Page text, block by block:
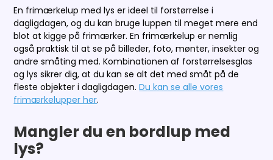
En frimærkelup med lys er ideel til forstørrelse i
dagligdagen, og du kan bruge luppen til meget mere end
blot at kigge på frimærker. En frimærkelup er nemlig
også praktisk til at se på billeder, foto, mønter, insekter og
andre småting med. Kombinationen af forstørrelsesglas
og lys sikrer dig, at du kan se alt det med småt på de
fleste objekter i dagligdagen. Du kan se alle vores
frimærkelupper her.
Mangler du en bordlup med
lys?